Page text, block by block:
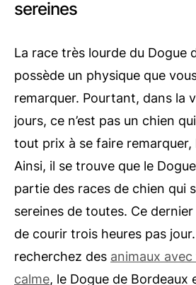
sereines
La race très lourde du Dogue
possède un physique que
remarquer. Pourtant, dans la
jours, ce n’est pas un chien
tout prix à se faire
Ainsi, il se trouve que le
partie des races de chien qui
sereines de toutes. Ce dernier
de courir trois heures pas
recherchez des animaux
calme, le Dogue de Bordeaux